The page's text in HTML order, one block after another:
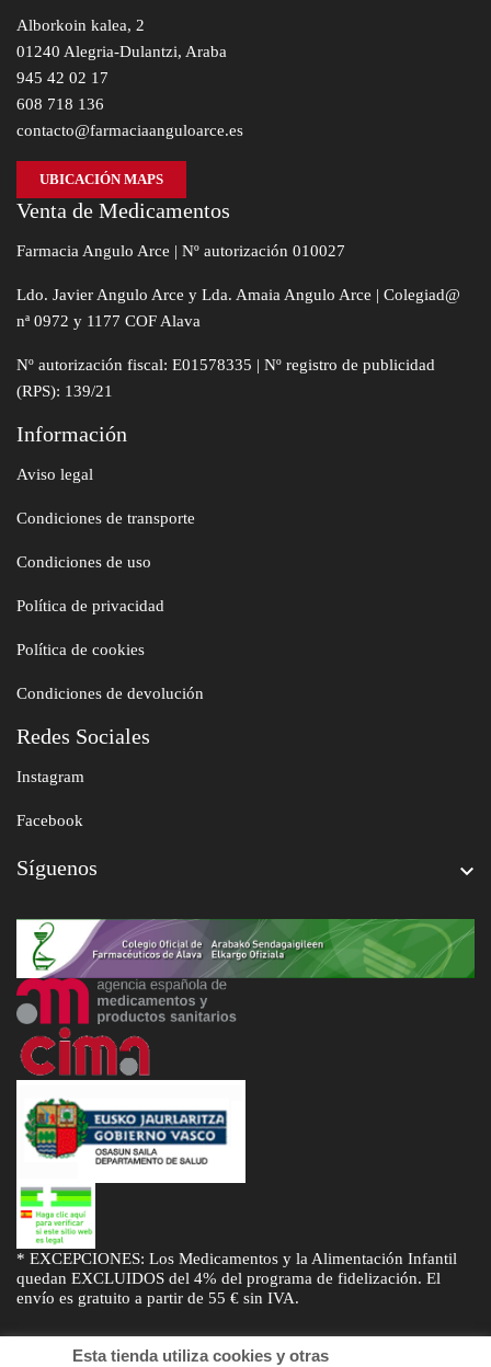
Alborkoin kalea, 2
01240 Alegria-Dulantzi, Araba
945 42 02 17
608 718 136
contacto@farmaciaanguloarce.es
UBICACIÓN MAPS
Venta de Medicamentos
Farmacia Angulo Arce | Nº autorización 010027
Ldo. Javier Angulo Arce y Lda. Amaia Angulo Arce | Colegiad@
nª 0972 y 1177 COF Alava
Nº autorización fiscal: E01578335 | Nº registro de publicidad
(RPS): 139/21
Información
Aviso legal
Condiciones de transporte
Condiciones de uso
Política de privacidad
Política de cookies
Condiciones de devolución
Redes Sociales
Instagram
Facebook
Síguenos 
* EXCEPCIONES: Los Medicamentos y la Alimentación Infantil
quedan EXCLUIDOS del 4% del programa de fidelización. El
envío es gratuito a partir de 55 € sin IVA.
Esta tienda utiliza cookies y otras